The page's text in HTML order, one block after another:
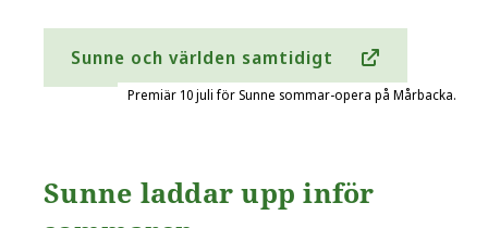
Sunne och världen samtidigt
Premiär 10 juli för Sunne sommar-opera på Mårbacka.
Sunne laddar upp inför